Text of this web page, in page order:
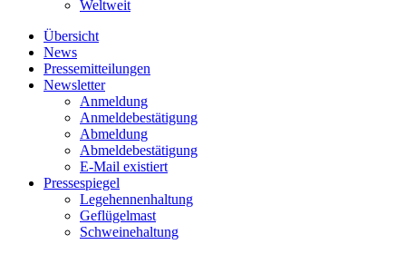
Weltweit
Übersicht
News
Pressemitteilungen
Newsletter
Anmeldung
Anmeldebestätigung
Abmeldung
Abmeldebestätigung
E-Mail existiert
Pressespiegel
Legehennenhaltung
Geflügelmast
Schweinehaltung